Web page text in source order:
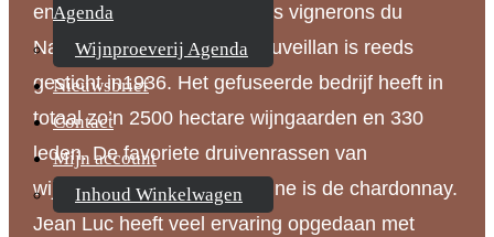
Agenda
Wijnproeverij Agenda
Nieuwsbrief
Contact
Mijn account
Inhoud Winkelwagen
aantal
en Ouveillan tot de cave Les vignerons du
Narbonnais. De Cave de Ouveillan is reeds
gesticht in1936. Het gefuseerde bedrijf heeft in
totaal zo’n 2500 hectare wijngaarden en 330
leden. De favoriete druivenrassen van
wijnmaker Jean Luc Lavergne is de chardonnay.
Jean Luc heeft veel ervaring opgedaan met